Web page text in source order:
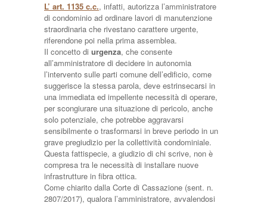
L’ art. 1135 c.c., infatti, autorizza l’amministratore
di condominio ad ordinare lavori di manutenzione
straordinaria che rivestano carattere urgente,
riferendone poi nella prima assemblea.
Il concetto di urgenza, che consente
all’amministratore di decidere in autonomia
l’intervento sulle parti comune dell’edificio, come
suggerisce la stessa parola, deve estrinsecarsi in
una immediata ed impellente necessità di operare,
per scongiurare una situazione di pericolo, anche
solo potenziale, che potrebbe aggravarsi
sensibilmente o trasformarsi in breve periodo in un
grave pregiudizio per la collettività condominiale.
Questa fattispecie, a giudizio di chi scrive, non è
compresa tra le necessità di installare nuove
infrastrutture in fibra ottica.
Come chiarito dalla Corte di Cassazione (sent. n.
2807/2017), qualora l’amministratore, avvalendosi